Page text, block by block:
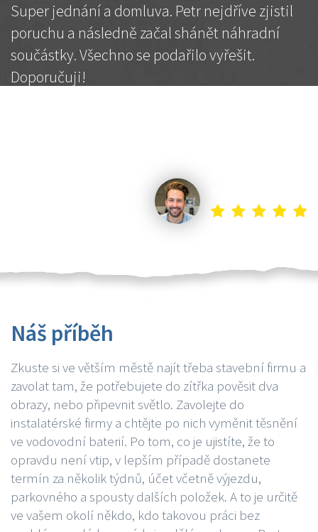
Super jednání a domluva. Petr nejdříve zjistil
poruchu a následně začal shánět náhradní
součástky. Všechno se podařilo vyřešit.
Doporučuji!
Náš příběh
Zkuste si ve větším městě najít třeba stavební firmu a
zavolat tam, že potřebujete do zítřka pověsit dva
obrazy, nebo připevnit světlo. Zavolejte do
instalatérské firmy a chtějte po nich vyměnit těsnění
ve vodovodní baterií. Po tom, co je ujistíte, že to
opravdu není vtip, v lepším případě dostanete
termín za několik týdnů, účet včetně výjezdu,
parkovného a spousty dalších položek. A to je určitě
ve vašem okolí někdo, kdo takovou práci bez